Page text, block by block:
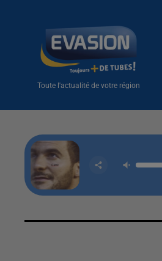
Toute l'actualité de votre région